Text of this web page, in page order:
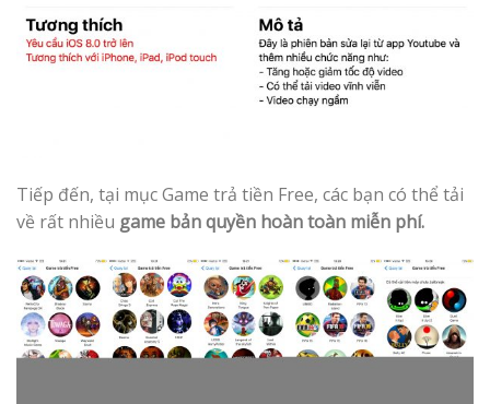
Tiếp đến, tại mục Game trả tiền Free, các bạn có thể tải
về rất nhiều game bản quyền hoàn toàn miễn phí.